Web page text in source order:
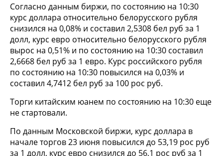
Согласно данным биржи, по состоянию на 10:30
курс доллара относительно белорусского рубля
снизился на 0,08% и составил 2,5308 бел руб за 1
долл, курс евро относительно белорусского рубля
вырос на 0,51% и по состоянию на 10:30 составил
2,6668 бел руб за 1 евро. Курс российского рубля
по состоянию на 10:30 повысился на 0,03% и
составил 4,7412 бел руб за 100 рос руб.
Торги китайским юанем по состоянию на 10:30 еще
не стартовали.
По данным Московской биржи, курс доллара в
начале торгов 23 июня повысился до 53,19 рос руб
за 1 долл, курс евро снизился до 56,1 рос руб за 1